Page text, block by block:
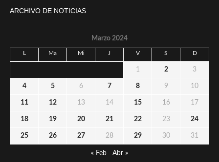
ARCHIVO DE NOTICIAS
Marzo 2024
L Ma Mi J V S D
1 2 3
4 5 6 7 8 9 10
11 12 13 14 15 16 17
18 19 20 21 22 23 24
25 26 27 28 29 30 31
« Feb Abr »